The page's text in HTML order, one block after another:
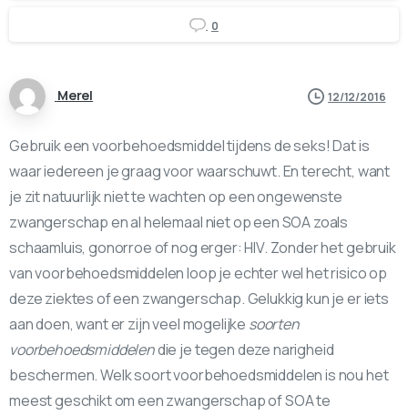
0
Merel 12/12/2016
Gebruik een voorbehoedsmiddel tijdens de seks! Dat is
waar iedereen je graag voor waarschuwt. En terecht, want
je zit natuurlijk niet te wachten op een ongewenste
zwangerschap en al helemaal niet op een SOA zoals
schaamluis, gonorroe of nog erger: HIV. Zonder het gebruik
van voorbehoedsmiddelen loop je echter wel het risico op
deze ziektes of een zwangerschap. Gelukkig kun je er iets
aan doen, want er zijn veel mogelijke soorten
voorbehoedsmiddelendie je tegen deze narigheid
beschermen. Welk soort voorbehoedsmiddelen is nou het
meest geschikt om een zwangerschap of SOA te